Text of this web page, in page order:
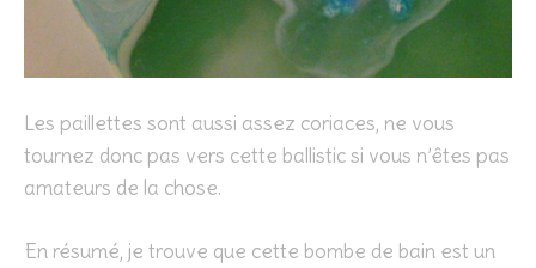
Les paillettes sont aussi assez coriaces, ne vous
tournez donc pas vers cette ballistic si vous n’êtes pas
amateurs de la chose.
En résumé, je trouve que cette bombe de bain est un